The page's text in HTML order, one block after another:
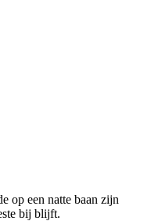
op een natte baan zijn
bij blijft.